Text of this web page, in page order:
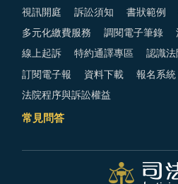
視訊開庭 訴訟須知 書狀範例
多元化繳費服務 調閱電子筆錄
線上起訴 特約通譯專區 認識法
訂閱電子報 資料下載 報名系統
法院程序與訴訟權益
常見問答